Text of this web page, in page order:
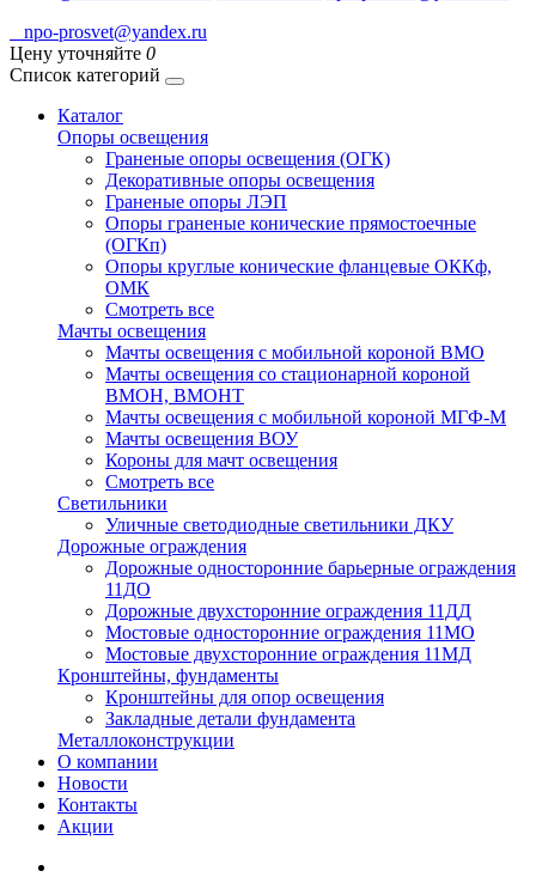
npo-prosvet@yandex.ru
Цену уточняйте 0
Список категорий
Каталог
Опоры освещения
Граненые опоры освещения (ОГК)
Декоративные опоры освещения
Граненые опоры ЛЭП
Опоры граненые конические прямостоечные
(ОГКп)
Опоры круглые конические фланцевые ОККф,
ОМК
Смотреть все
Мачты освещения
Мачты освещения с мобильной короной ВМО
Мачты освещения со стационарной короной
ВМОН, ВМОНТ
Мачты освещения с мобильной короной МГФ-М
Мачты освещения ВОУ
Короны для мачт освещения
Смотреть все
Светильники
Уличные светодиодные светильники ДКУ
Дорожные ограждения
Дорожные oдносторонние барьерные ограждения
11ДО
Дорожные двухсторонние ограждения 11ДД
Мостовые односторонние ограждения 11МО
Мостовые двухсторонние ограждения 11МД
Кронштейны, фундаменты
Кронштейны для опор освещения
Закладные детали фундамента
Металлоконструкции
О компании
Новости
Контакты
Акции